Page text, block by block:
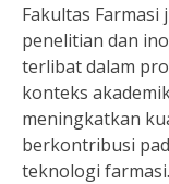
Fakultas
penelitian dan
terlibat dalam
konteks
meningkatkan
berkontribusi
teknologi farmasi.